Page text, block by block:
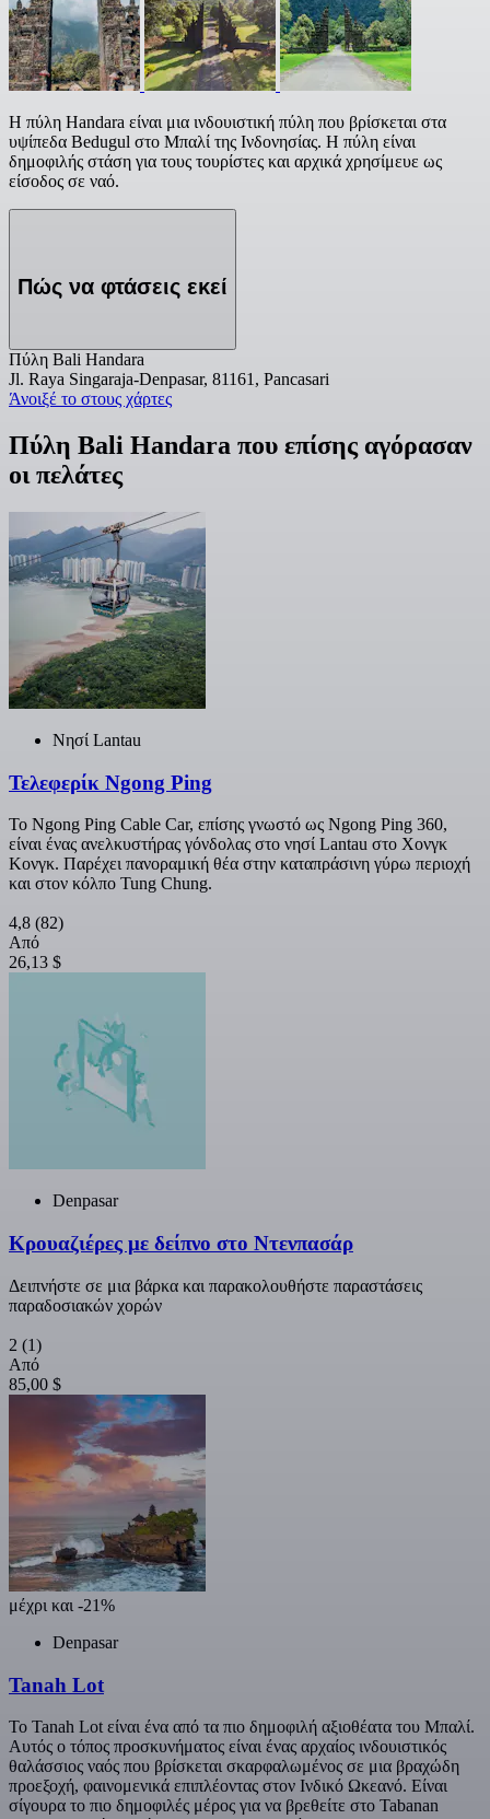
Η πύλη Handara είναι μια ινδουιστική πύλη που βρίσκεται στα
υψίπεδα Bedugul στο Μπαλί της Ινδονησίας. Η πύλη είναι
δημοφιλής στάση για τους τουρίστες και αρχικά χρησίμευε ως
είσοδος σε ναό.
Πώς να φτάσεις εκεί
Πύλη Bali Handara
Jl. Raya Singaraja-Denpasar, 81161, Pancasari
Άνοιξέ το στους χάρτες
Πύλη Bali Handara που επίσης αγόρασαν
οι πελάτες
Nησί Lantau
Τελεφερίκ Ngong Ping
Το Ngong Ping Cable Car, επίσης γνωστό ως Ngong Ping 360,
είναι ένας ανελκυστήρας γόνδολας στο νησί Lantau στο Χονγκ
Κονγκ. Παρέχει πανοραμική θέα στην καταπράσινη γύρω περιοχή
και στον κόλπο Tung Chung.
4,8 (82)
Από
26,13 $
Denpasar
Κρουαζιέρες με δείπνο στο Ντενπασάρ
Δειπνήστε σε μια βάρκα και παρακολουθήστε παραστάσεις
παραδοσιακών χορών
2 (1)
Από
85,00 $
μέχρι και -21%
Denpasar
Tanah Lot
Το Tanah Lot είναι ένα από τα πιο δημοφιλή αξιοθέατα του Μπαλί.
Αυτός ο τόπος προσκυνήματος είναι ένας αρχαίος ινδουιστικός
θαλάσσιος ναός που βρίσκεται σκαρφαλωμένος σε μια βραχώδη
προεξοχή, φαινομενικά επιπλέοντας στον Ινδικό Ωκεανό. Είναι
σίγουρα το πιο δημοφιλές μέρος για να βρεθείτε στο Tabanan